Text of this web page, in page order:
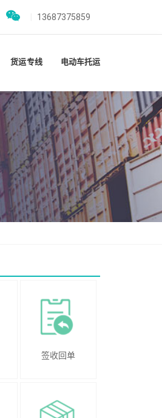
13687375859
货运专线 电动车托运
签收回单